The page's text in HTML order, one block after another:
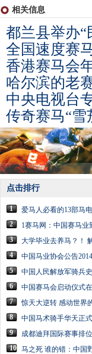
相关信息
都兰县举办“
全国速度赛
香港赛马会
哈尔滨的老
中央电视台
传奇赛马“雪
点击排行
1
爱马人必看的13部马
2
1赛马网：中国赛马业
3
大学毕业去养马？！
4
中国马业协会公告
5
中国人民解放军骑兵史
6
中国赛马会启动仪式
7
惊天大逆转 感动世界
8
中国马术骑手华天正
9
成都迪拜国际赛事排
10 马之死 谁的错：中国